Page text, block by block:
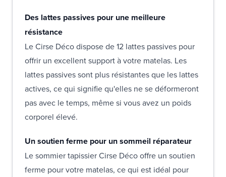
Des lattes passives pour une meilleure
résistance
Le Cirse Déco dispose de 12 lattes passives pour
offrir un excellent support à votre matelas. Les
lattes passives sont plus résistantes que les lattes
actives, ce qui signifie qu'elles ne se déformeront
pas avec le temps, même si vous avez un poids
corporel élevé.
Un soutien ferme pour un sommeil réparateur
Le sommier tapissier Cirse Déco offre un soutien
ferme pour votre matelas, ce qui est idéal pour